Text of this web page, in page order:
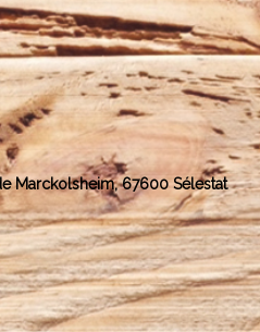
Marckolsheim, 67600 Sélestat